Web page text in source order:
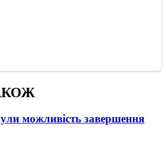
можливість завершення